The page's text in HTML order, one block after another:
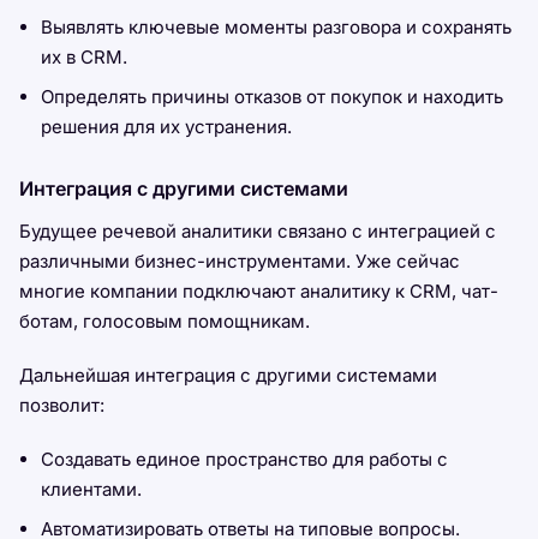
Выявлять ключевые моменты разговора и сохранять
их в CRM.
Определять причины отказов от покупок и находить
решения для их устранения.
Интеграция с другими системами
Будущее речевой аналитики связано с интеграцией с
различными бизнес-инструментами. Уже сейчас
многие компании подключают аналитику к CRM, чат-
ботам, голосовым помощникам.
Дальнейшая интеграция с другими системами
позволит:
Создавать единое пространство для работы с
клиентами.
Автоматизировать ответы на типовые вопросы.